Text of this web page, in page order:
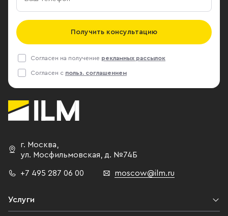
Получить консультацию
Согласен на получение рекламных рассылок
Согласен с польз. соглашением
г. Москва,
ул. Мосфильмовская, д. №74Б
+7 495 287 06 00 moscow@ilm.ru
Услуги